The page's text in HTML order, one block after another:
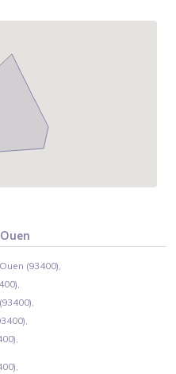
(93400),